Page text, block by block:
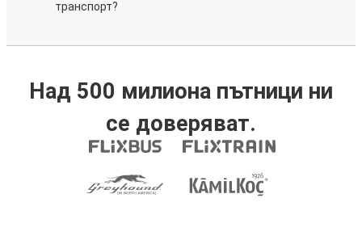
транспорт?
Над 500 милиона пътници ни
се доверяват.